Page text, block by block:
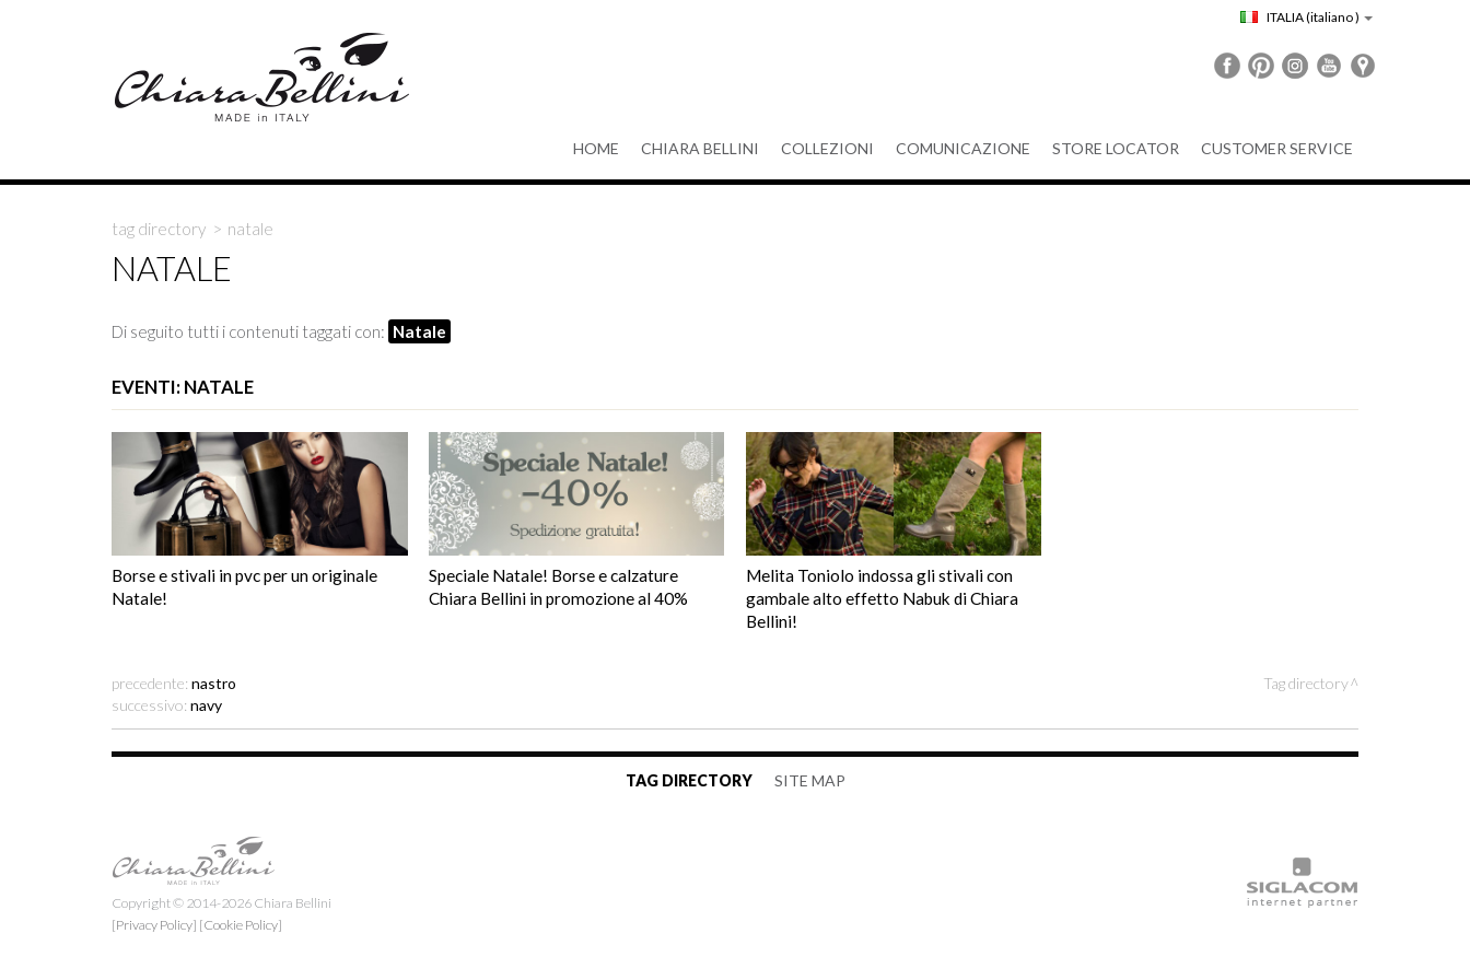
ITALIA(italiano )
HOME CHIARA BELLINI COLLEZIONI COMUNICAZIONE STORE LOCATOR CUSTOMER SERVICE
tag directory > natale
NATALE
Di seguito tutti i contenuti taggati con: Natale
EVENTI: NATALE
Borse e stivali in pvc per un originale
Natale!
Speciale Natale! Borse e calzature
Chiara Bellini in promozione al 40%
Melita Toniolo indossa gli stivali con
gambale alto effetto Nabuk di Chiara
Bellini!
precedente: nastro
successivo: navy
Tag directory
TAG DIRECTORY SITE MAP
Copyright © 2014-2026 Chiara Bellini
[Privacy Policy] [Cookie Policy]